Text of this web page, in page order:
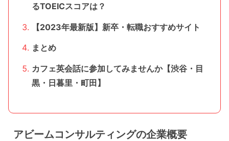
るTOEICスコアは？
【2023年最新版】新卒・転職おすすめサイト
まとめ
カフェ英会話に参加してみませんか【渋谷・目
黒・日暮里・町田】
アビームコンサルティングの企業概要